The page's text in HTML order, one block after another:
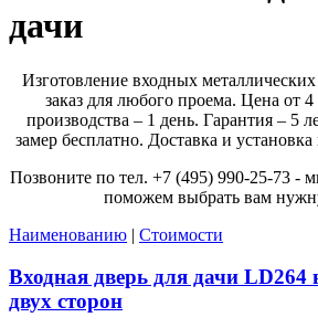
дачи
Изготовление входных
заказ для любого проема. Цена от
производства – 1 день. Гарантия – 5
замер бесплатно. Доставка и
Позвоните по тел. +7 (495) 990-25-73 -
поможем выбрать вам
Наименованию | Стоимости
Входная дверь для дачи LD264
двух сторон